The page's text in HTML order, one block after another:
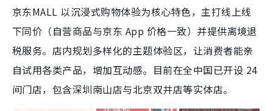
京东MALL 以沉浸式购物体验为核心特色，主打线上线
下同价（自营商品与京东 App 价格一致）并提供离境退
税服务。店内规划多样化的主题体验区，让消费者能亲
自试用各类产品，增加互动感。目前在全中国已开设 24
间门店，包含深圳南山店与北京双井店等实体店。